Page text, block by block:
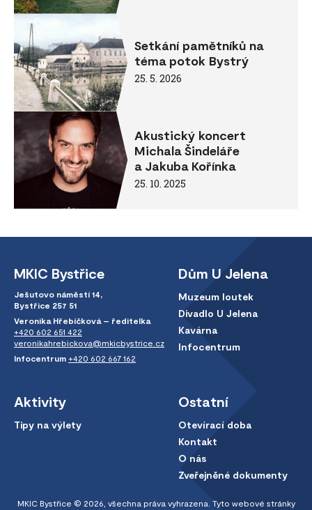
Setkání pamětníků na
téma potok Bystrý
25. 5. 2026
Akustický koncert
Michala Šindeláře
a Jakuba Kořínka
25. 10. 2025
MKIC Bystřice
Ješutovo náměstí 14,
Bystřice 257 51
Veronika Hřebíčková – ředitelka
+420 602 651 422
veronikahrebickova@mkicbystrice.cz
Infocentrum +420 602 667 162
Dům U Jelena
Muzeum loutek
Divadlo U Jelena
Kavárna
Infocentrum
Aktivity
Tipy na výlety
Ostatní
Otevírací doba
Kontakt
O nás
Zveřejněné dokumenty
MKIC Bystřice © 2026, všechna práva vyhrazena. Tyto webové stránky